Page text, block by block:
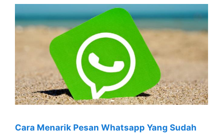
Cara Menarik Pesan Whatsapp Yang Sudah